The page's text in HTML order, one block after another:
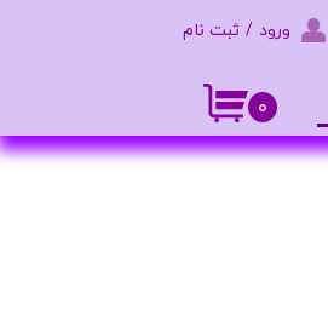
۰
ورود / ثبت نام
تغییر گذر واژه